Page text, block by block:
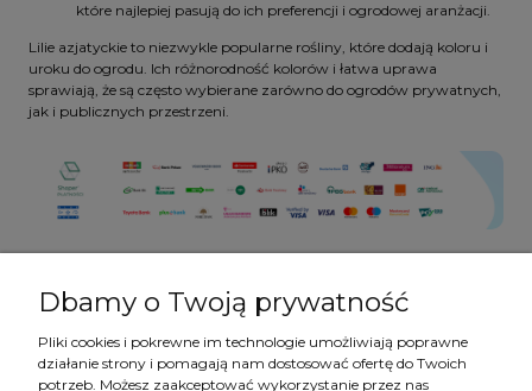
które najlepiej pasują do ich preferencji i ogrodowej aranżacji.
Lilie azjatyckie to niezwykle popularne rośliny, które dodają koloru i
uroku do ogrodu. Ich różnorodność kolorów i łatwa uprawa
sprawiają, że są często wybierane zarówno do ogrodów prywatnych,
jak i publicznych przestrzeni.
Pomoc
Dbamy o Twoją prywatność
Pliki cookies i pokrewne im technologie umożliwiają poprawne
działanie strony i pomagają nam dostosować ofertę do Twoich
potrzeb. Możesz zaakceptować wykorzystanie przez nas